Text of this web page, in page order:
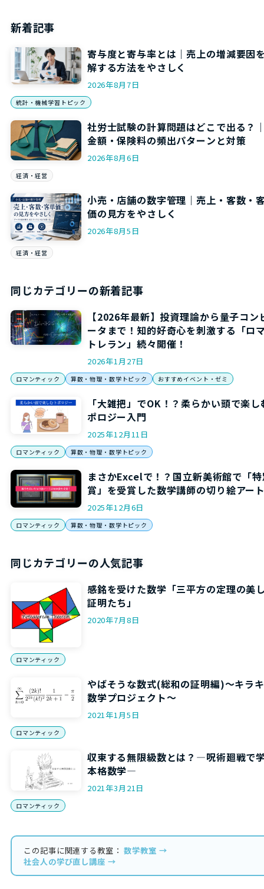
新着記事
寄与度と寄与率とは｜売上の増減要因
解する方法をやさしく
2026年8月7日
統計・機械学習トピック
社労士試験の計算問題はどこで出る？
金額・保険料の頻出パターンと対策
2026年8月6日
経済・経営
小売・店舗の数字管理｜売上・客数・
価の見方をやさしく
2026年8月5日
経済・経営
同じカテゴリーの新着記事
【2026年最新】投資理論から量子コン
ータまで！知的好奇心を刺激する「ロ
トレラン」続々開催！
2026年1月27日
ロマンティック 算数・物理・数学トピック おすすめイベント・ゼミ
「大雑把」でOK！？柔らかい頭で楽し
ポロジー入門
2025年12月11日
ロマンティック 算数・物理・数学トピック
まさかExcelで！？国立新美術館で「
賞」を受賞した数学講師の切り絵アー
2025年12月6日
ロマンティック 算数・物理・数学トピック
同じカテゴリーの人気記事
感銘を受けた数学「三平方の定理の美
証明たち」
2020年7月8日
ロマンティック
やばそうな数式(総和の証明編)～キラ
数学プロジェクト～
2021年1月5日
ロマンティック
収束する無限級数とは？―呪術廻戦で
本格数学―
2021年3月21日
ロマンティック
この記事に関連する教室：数学教室 →
社会人の学び直し講座 →